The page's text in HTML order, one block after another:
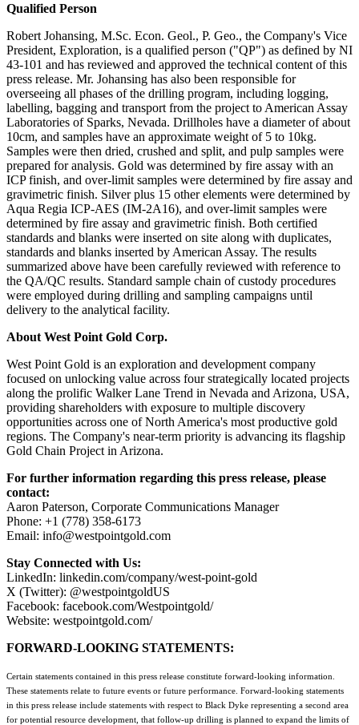
Qualified Person
Robert Johansing, M.Sc. Econ. Geol., P. Geo., the Company's Vice
President, Exploration, is a qualified person ("QP") as defined by NI
43-101 and has reviewed and approved the technical content of this
press release. Mr. Johansing has also been responsible for
overseeing all phases of the drilling program, including logging,
labelling, bagging and transport from the project to American Assay
Laboratories of Sparks, Nevada. Drillholes have a diameter of about
10cm, and samples have an approximate weight of 5 to 10kg.
Samples were then dried, crushed and split, and pulp samples were
prepared for analysis. Gold was determined by fire assay with an
ICP finish, and over-limit samples were determined by fire assay and
gravimetric finish. Silver plus 15 other elements were determined by
Aqua Regia ICP-AES (IM-2A16), and over-limit samples were
determined by fire assay and gravimetric finish. Both certified
standards and blanks were inserted on site along with duplicates,
standards and blanks inserted by American Assay. The results
summarized above have been carefully reviewed with reference to
the QA/QC results. Standard sample chain of custody procedures
were employed during drilling and sampling campaigns until
delivery to the analytical facility.
About West Point Gold Corp.
West Point Gold is an exploration and development company
focused on unlocking value across four strategically located projects
along the prolific Walker Lane Trend in Nevada and Arizona, USA,
providing shareholders with exposure to multiple discovery
opportunities across one of North America's most productive gold
regions. The Company's near-term priority is advancing its flagship
Gold Chain Project in Arizona.
For further information regarding this press release, please
contact:
Aaron Paterson, Corporate Communications Manager
Phone: +1 (778) 358-6173
Email: info@westpointgold.com
Stay Connected with Us:
LinkedIn: linkedin.com/company/west-point-gold
X (Twitter): @westpointgoldUS
Facebook: facebook.com/Westpointgold/
Website: westpointgold.com/
FORWARD-LOOKING STATEMENTS:
Certain statements contained in this press release constitute forward-looking information.
These statements relate to future events or future performance. Forward-looking statements
in this press release include statements with respect to Black Dyke representing a second area
for potential resource development, that follow-up drilling is planned to expand the limits of